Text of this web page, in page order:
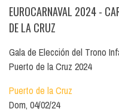
EUROCARNAVAL 2024 -
DE LA CRUZ
Gala de Elección del Trono
Puerto de la Cruz 2024
Puerto de la Cruz
Dom, 04/02/24